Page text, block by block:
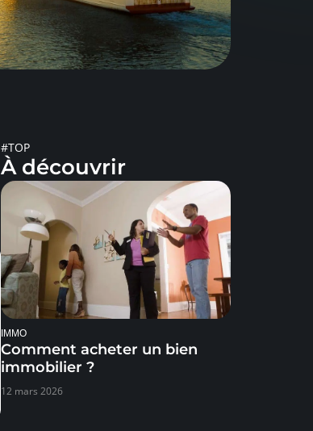
#TOP
À découvrir
IMMO
Comment acheter un bien
immobilier ?
12 mars 2026